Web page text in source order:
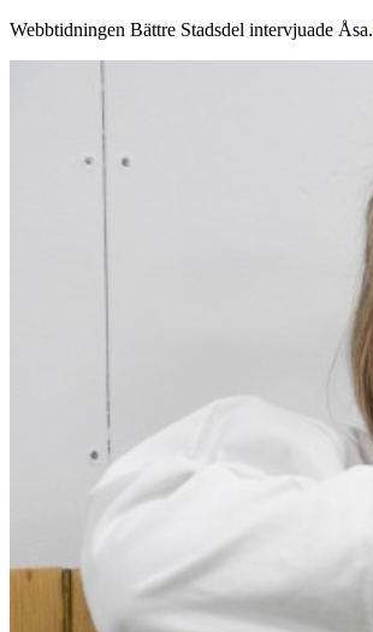
Webbtidningen Bättre Stadsdel intervjuade Åsa.